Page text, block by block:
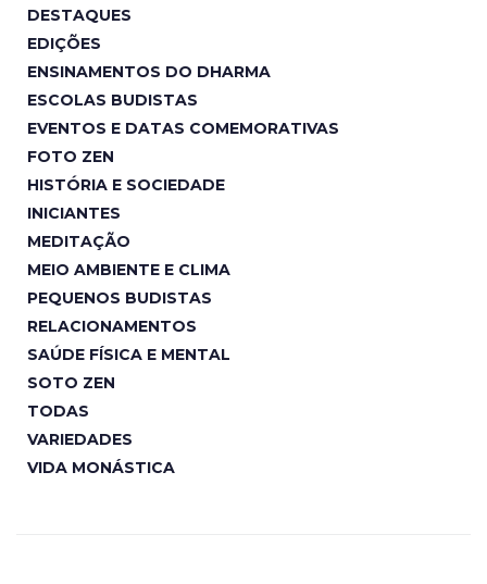
DESTAQUES
EDIÇÕES
ENSINAMENTOS DO DHARMA
ESCOLAS BUDISTAS
EVENTOS E DATAS COMEMORATIVAS
FOTO ZEN
HISTÓRIA E SOCIEDADE
INICIANTES
MEDITAÇÃO
MEIO AMBIENTE E CLIMA
PEQUENOS BUDISTAS
RELACIONAMENTOS
SAÚDE FÍSICA E MENTAL
SOTO ZEN
TODAS
VARIEDADES
VIDA MONÁSTICA